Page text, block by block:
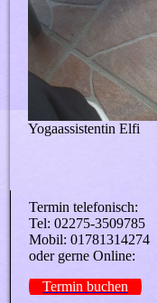
Yogaassistentin Elfi
Termin telefonisch:
Tel: 02275-3509785
Mobil: 01781314274
oder gerne Online:
Termin buchen